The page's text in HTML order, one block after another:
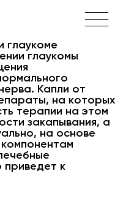
глаукоме
глаукомы
Капли от
на которых
терапии на этом
закапывания, а
на основе
приведет к